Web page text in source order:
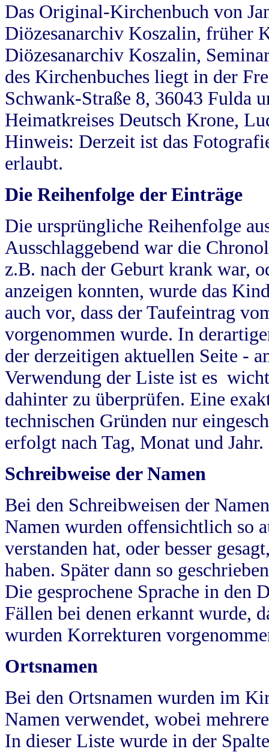
Das Original-Kirchenbuch von
Diözesanarchiv Koszalin, früher
Diözesanarchiv Koszalin,
des Kirchenbuches liegt in der
Schwank-Straße 8, 36043 Fulda
Heimatkreises Deutsch Krone,
Hinweis: Derzeit ist das
erlaubt.
Die Reihenfolge der Einträge
Die ursprüngliche Reihenfolge
Ausschlaggebend war die
z.B. nach der Geburt krank war,
anzeigen konnten, wurde das
auch vor, dass der Taufeintrag
vorgenommen wurde. In
der derzeitigen aktuellen Seite -
Verwendung der Liste ist es
dahinter zu überprüfen. Eine
technischen Gründen nur
erfolgt nach Tag, Monat und Jahr.
Schreibweise der Namen
Bei den Schreibweisen der
Namen wurden offensichtlich so
verstanden hat, oder besser
haben. Später dann so
Die gesprochene Sprache in
Fällen bei denen erkannt wurde,
wurden Korrekturen
Ortsnamen
Bei den Ortsnamen wurden im
Namen verwendet, wobei
In dieser Liste wurde in der